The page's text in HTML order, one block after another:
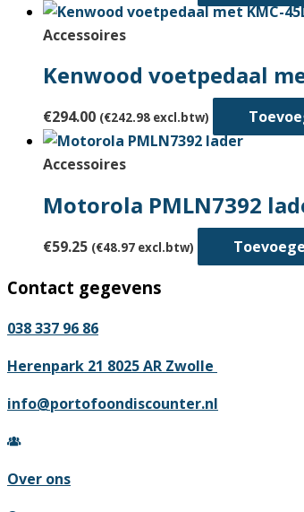
Accessoires
Kenwood voetpedaal
€294.00 (€242.98 excl.btw)
Accessoires
Motorola PMLN7392
€59.25 (€48.97 excl.btw)
Contact gegevens
038 337 96 86
Herenpark 21 8025 AR Zwolle
info@portofoondiscounter.nl
Over ons